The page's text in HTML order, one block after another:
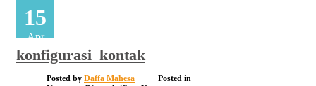
15
Apr
konfigurasi_kontak
Posted by Daffa Mahesa
Posted in